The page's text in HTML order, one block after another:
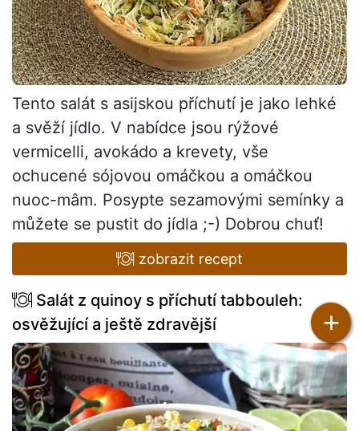
Tento salát s asijskou příchutí je jako lehké
a svěží jídlo. V nabídce jsou rýžové
vermicelli, avokádo a krevety, vše
ochucené sójovou omáčkou a omáčkou
nuoc-mâm. Posypte sezamovými semínky a
můžete se pustit do jídla ;-) Dobrou chuť!
zobrazit recept
Salát z quinoy s příchutí tabbouleh:
osvěžující a ještě zdravější
+